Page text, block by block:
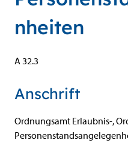
nheiten
A 32.3
Anschrift
Ordnungsamt Erlaubnis-,